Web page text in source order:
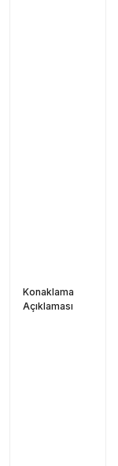
Konaklama
Açıklaması